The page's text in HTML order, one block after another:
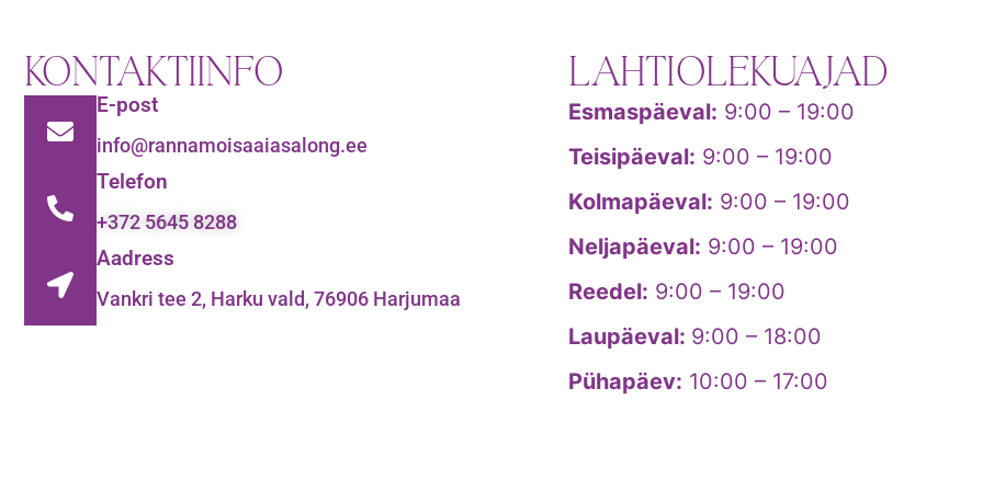
KONTAKTIINFO
E-post
info@rannamoisaaiasalong.ee
Telefon
+372 5645 8288
Aadress
Vankri tee 2, Harku vald, 76906 Harjumaa
LAHTIOLEKUAJAD
Esmaspäeval: 9:00 – 19:00
Teisipäeval: 9:00 – 19:00
Kolmapäeval: 9:00 – 19:00
Neljapäeval: 9:00 – 19:00
Reedel: 9:00 – 19:00
Laupäeval: 9:00 – 18:00
Pühapäev: 10:00 – 17:00